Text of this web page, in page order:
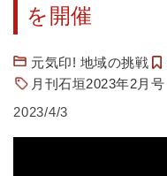
を開催
元気印! 地域の挑戦
月刊石垣2023年2月号
2023/4/3